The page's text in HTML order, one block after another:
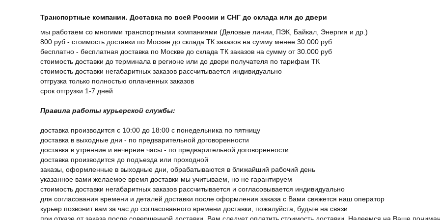
Транспортные компании. Доставка по всей России и СНГ до склада или до двери
мы работаем со многими транспортными компаниями (Деловые линии, ПЭК, Байкал, Энергия и др.)
800 руб - стоимость доставки по Москве до склада ТК заказов на сумму менее 30.000 руб
бесплатно - бесплатная доставка по Москве до склада ТК заказов на сумму от 30.000 руб
стоимость доставки до терминала в регионе или до двери получателя по тарифам ТК
стоимость доставки негабаритных заказов рассчитывается индивидуально
отгрузка только полностью оплаченных заказов
срок отгрузки 1-7 дней
Правила работы курьерской службы:
доставка производится с 10:00 до 18:00 с понедельника по пятницу
доставка в выходные дни - по предварительной договоренности
доставка в утренние и вечерние часы - по предварительной договоренности
доставка производится до подъезда или проходной
заказы, оформленные в выходные дни, обрабатываются в ближайший рабочий день
указанное вами желаемое время доставки мы учитываем, но не гарантируем
стоимость доставки негабаритных заказов рассчитывается и согласовывается индивидуально
для согласования времени и деталей доставки после оформления заказа с Вами свяжется наш оператор
курьер позвонит вам за час до согласованного времени доставки, пожалуйста, будьте на связи